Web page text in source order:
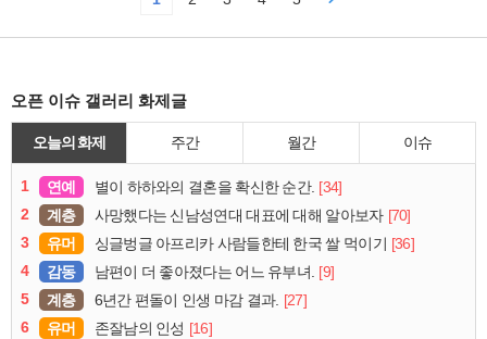
오픈 이슈 갤러리 화제글
오늘의 화제 주간 월간 이슈
1 연예 별이 하하와의 결혼을 확신한 순간. [34]
2
계층 사망했다는 신남성연대 대표에 대해 알아보자 [70]
3
유머 싱글벙글 아프리카 사람들한테 한국 쌀 먹이기 [36]
4
감동 남편이 더 좋아졌다는 어느 유부녀. [9]
5
계층 6년간 편돌이 인생 마감 결과. [27]
6
유머 존잘남의 인성 [16]